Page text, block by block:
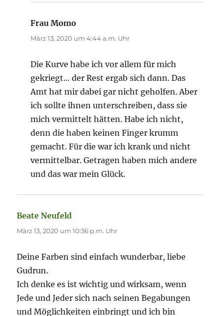
Frau Momo
März 13, 2020 um 4:44 a.m. Uhr
Die Kurve habe ich vor allem für mich
gekriegt… der Rest ergab sich dann. Das
Amt hat mir dabei gar nicht geholfen. Aber
ich sollte ihnen unterschreiben, dass sie
mich vermittelt hätten. Habe ich nicht,
denn die haben keinen Finger krumm
gemacht. Für die war ich krank und nicht
vermittelbar. Getragen haben mich andere
und das war mein Glück.
Beate Neufeld
März 13, 2020 um 10:36 p.m. Uhr
Deine Farben sind einfach wunderbar, liebe
Gudrun.
Ich denke es ist wichtig und wirksam, wenn
Jede und Jeder sich nach seinen Begabungen
und Möglichkeiten einbringt und ich bin